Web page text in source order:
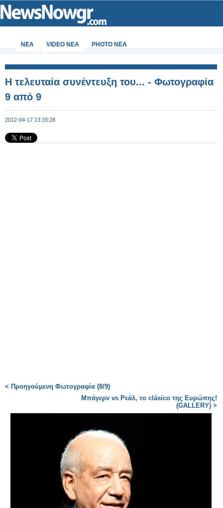
ΝΕΑ VIDEO NEA PHOTO NEA
Η τελευταία συνέντευξη του... - Φωτογραφία
9 από 9
2012-04-17 13:33:28
< Προηγούμενη Φωτογραφία (8/9)
Μπάγερν vs Ρεάλ, το clásico της Ευρώπης!
(GALLERY) >